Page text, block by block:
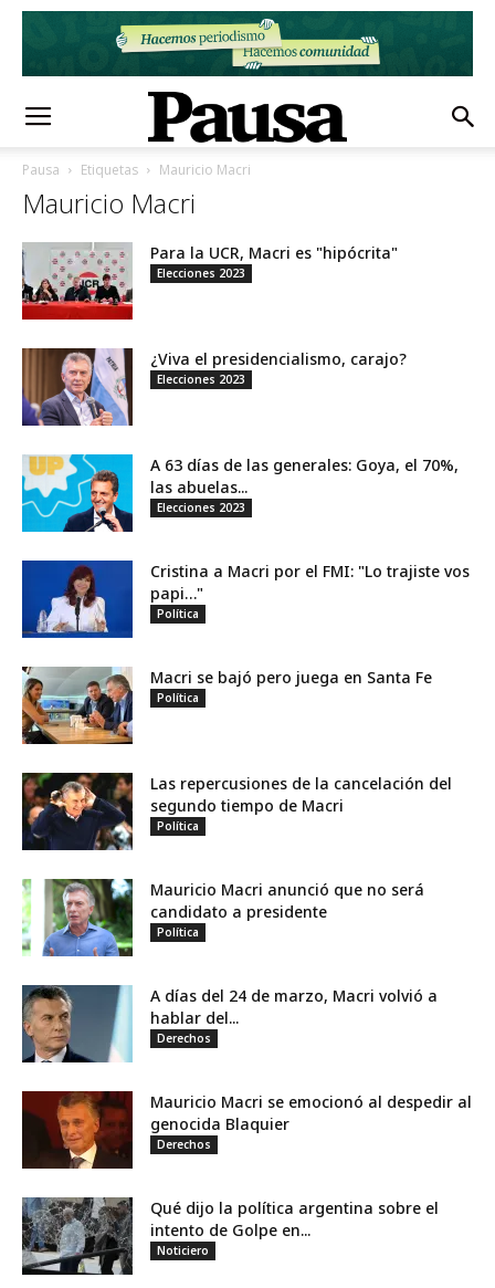
Pausa Etiquetas Mauricio Macri
Mauricio Macri
Para la UCR, Macri es "hipócrita"
Elecciones 2023
¿Viva el presidencialismo, carajo?
Elecciones 2023
A 63 días de las generales: Goya, el 70%,
las abuelas...
Elecciones 2023
Cristina a Macri por el FMI: "Lo trajiste vos
papi…"
Política
Macri se bajó pero juega en Santa Fe
Política
Las repercusiones de la cancelación del
segundo tiempo de Macri
Política
Mauricio Macri anunció que no será
candidato a presidente
Política
A días del 24 de marzo, Macri volvió a
hablar del...
Derechos
Mauricio Macri se emocionó al despedir al
genocida Blaquier
Derechos
Qué dijo la política argentina sobre el
intento de Golpe en...
Noticiero